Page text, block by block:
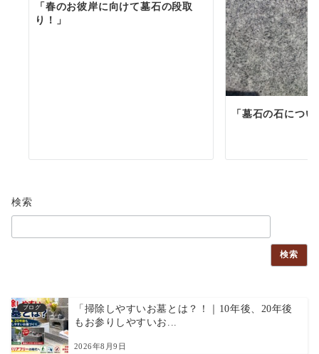
「春のお彼岸に向けて墓石の段取
り！」
「墓石の石につ
検索
検索
ブログ
「掃除しやすいお墓とは？！｜10年後、20年後
もお参りしやすいお...
2026年8月9日